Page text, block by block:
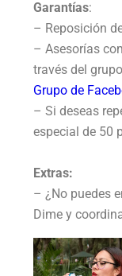
Garantías:
– Reposición
– Asesorías
través del
Grupo de
– Si deseas
especial de 50
Extras:
– ¿No puedes
Dime y